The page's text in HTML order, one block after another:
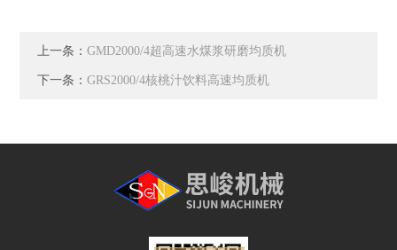
上一条：GMD2000/4超高速水煤浆研磨均质机
下一条：GRS2000/4核桃汁饮料高速均质机